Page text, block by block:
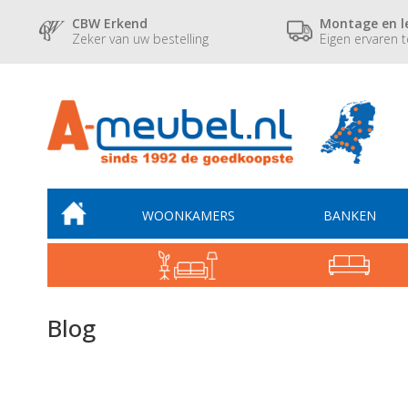
CBW Erkend
Zeker van uw bestelling
Montage en
Eigen ervaren
WOONKAMERS BANKEN
Blog